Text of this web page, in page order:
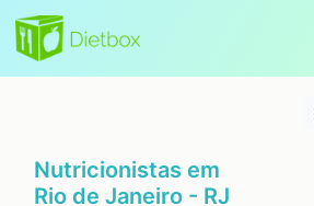
Nutricionistas em
Rio de Janeiro - RJ